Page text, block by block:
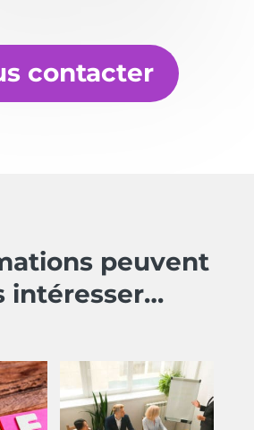
contacter
peuvent
intéresser…